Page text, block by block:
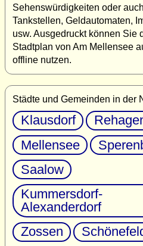
Sehenswürdigkeiten oder auch
Tankstellen, Geldautomaten,
usw. Ausgedruckt können Sie
Stadtplan von Am Mellensee
offline nutzen.
Städte und Gemeinden in der
Klausdorf
Mellensee
Saalow
Kummersdorf-
Alexanderdorf
Zossen